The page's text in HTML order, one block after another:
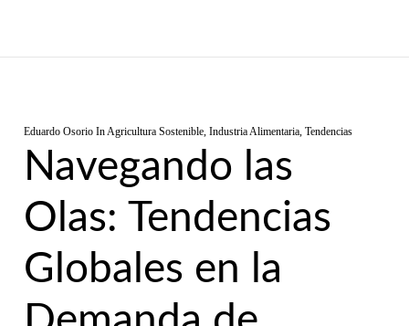
Eduardo Osorio InAgricultura Sostenible, Industria Alimentaria, Tendencias
Navegando las
Olas: Tendencias
Globales en la